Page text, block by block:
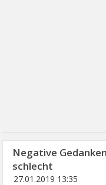
Negative
schlecht
27.01.2019 13:35